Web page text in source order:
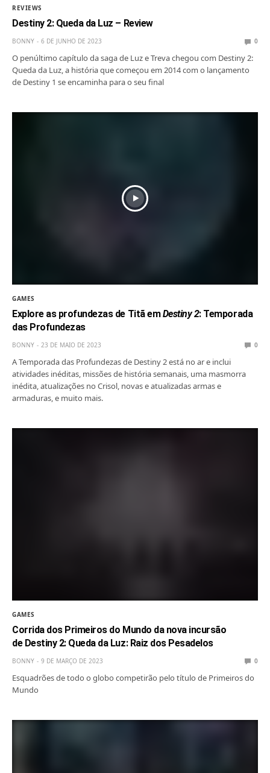
REVIEWS
Destiny 2: Queda da Luz – Review
BONNY 6 DE JUNHO DE 2023 0
O penúltimo capítulo da saga de Luz e Treva chegou com Destiny 2:
Queda da Luz, a história que começou em 2014 com o lançamento
de Destiny 1 se encaminha para o seu final
GAMES
Explore as profundezas de Titã emDestiny 2: Temporada
das Profundezas
BONNY 23 DE MAIO DE 2023 0
A Temporada das Profundezas de Destiny 2 está no ar e inclui
atividades inéditas, missões de história semanais, uma masmorra
inédita, atualizações no Crisol, novas e atualizadas armas e
armaduras, e muito mais.
GAMES
Corrida dos Primeiros do Mundo da nova incursão
de Destiny 2: Queda da Luz: Raiz dos Pesadelos
BONNY 9 DE MARÇO DE 2023 0
Esquadrões de todo o globo competirão pelo título de Primeiros do
Mundo